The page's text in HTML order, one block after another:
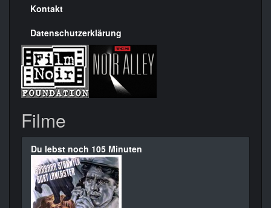
Kontakt
Datenschutzerklärung
Filme
Du lebst noch 105 Minuten